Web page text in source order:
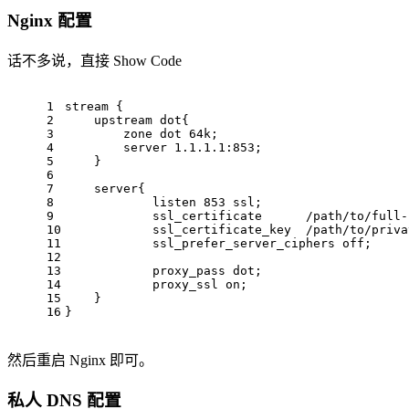
Nginx 配置
话不多说，直接 Show Code
1
2
3
4
5
6
7
8
9
10
11
12
13
14
15
16
stream {
    upstream dot{
        zone dot 64k;
        server 1.1.1.1:853;
    }
    server{
            listen 853 ssl;
ssl_certificate      /path/to/
ssl_certificate_key  /path/to/
            ssl_prefer_server_ciphers off;
            proxy_pass dot;
            proxy_ssl on;
    }
}
然后重启 Nginx 即可。
私人 DNS 配置